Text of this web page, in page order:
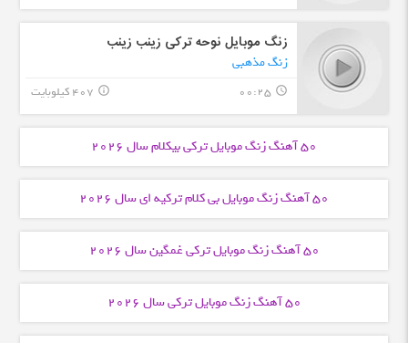
زنگ موبایل نوحه ترکی زینب زینب
زنگ مذهبی
query_builder
00:25 407 کیلوبایت info_outline
50 آهنگ زنگ موبایل ترکی بیکلامسال 2026
50 آهنگ زنگ موبایل بی کلام ترکیه ایسال 2026
50 آهنگ زنگ موبایل ترکی غمگینسال 2026
50 آهنگ زنگ موبایل ترکیسال 2026